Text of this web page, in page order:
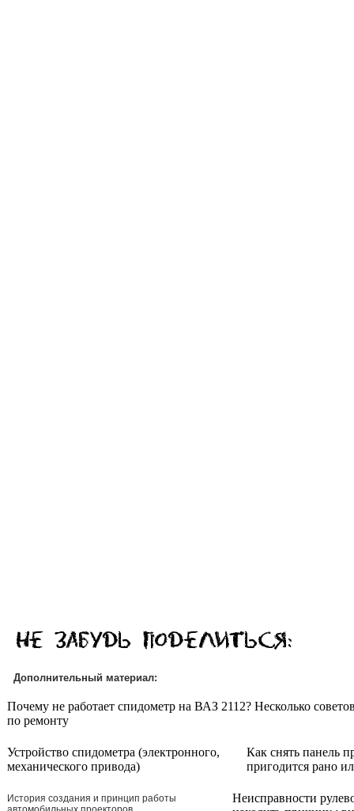
Дополнительный материал:
Почему не работает спидометр на ВАЗ 2112? Несколько
по ремонту
Устройство спидометра (электронного,
механического привода)
Как снять панель
пригодится рано
История создания и принцип работы
Неисправности